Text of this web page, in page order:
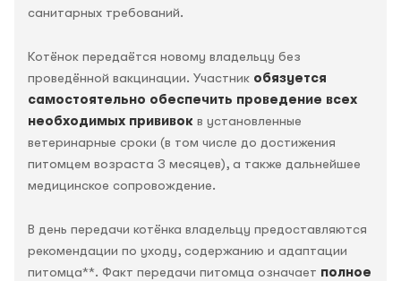
санитарных требований.
Котёнок передаётся новому владельцу без
проведённой вакцинации. Участник обязуется
самостоятельно обеспечить проведение всех
необходимых прививок в установленные
ветеринарные сроки (в том числе до достижения
питомцем возраста 3 месяцев), а также дальнейшее
медицинское сопровождение.
В день передачи котёнка владельцу предоставляются
рекомендации по уходу, содержанию и адаптации
питомца**. Факт передачи питомца означает полное